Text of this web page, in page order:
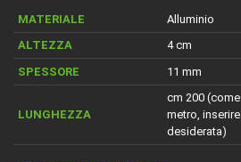
MATERIALE
Alluminio
ALTEZZA
4 cm
SPESSORE
11 mm
LUNGHEZZA
cm 200
metro,
desiderata)